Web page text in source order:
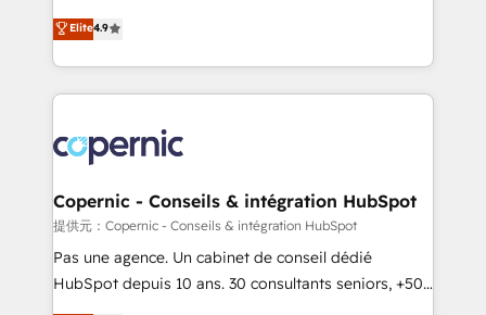
growth • Create content and videos that attract
buyers • Use AI to scale smarter Our coaching-led
lasts. So if you're ready to become the most trusted
voice in your market, let’s talk.
businesses. We go beyond implementation, shaping
the strategy, processes, and teams that turn
HubSpot into a genuine growth engine. Named
HubSpot's Global Partner of the Year in 2024,
worldwide, and with over 15 years in the ecosystem,
Huble has built a track record that speaks for itself.
One company, one operating model, delivering
across offices and consulting teams in the UK, USA,
Canada, Germany, France, Belgium, Singapore, and
South Africa. Certified compliant with ISO/IEC
Elite4.9
Copernic - Conseils & intégration HubSpot
提供元：Copernic - Conseils & intégration HubSpot
Pas une agence. Un cabinet de conseil dédié
HubSpot depuis 10 ans. 30 consultants seniors, +500
clients, un ROI mesurable. Notre mission : faire de